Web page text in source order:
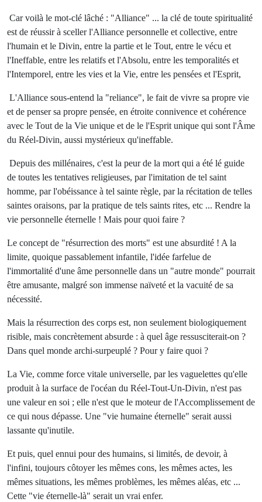
Car voilà le mot-clé lâché : "Alliance" ... la clé de toute spiritualité
est de réussir à sceller l'Alliance personnelle et collective, entre
l'humain et le Divin, entre la partie et le Tout, entre le vécu et
l'Ineffable, entre les relatifs et l'Absolu, entre les temporalités et
l'Intemporel, entre les vies et la Vie, entre les pensées et l'Esprit,
L'Alliance sous-entend la "reliance", le fait de vivre sa propre vie
et de penser sa propre pensée, en étroite connivence et cohérence
avec le Tout de la Vie unique et de le l'Esprit unique qui sont l'Âme
du Réel-Divin, aussi mystérieux qu'ineffable.
Depuis des millénaires, c'est la peur de la mort qui a été lé guide
de toutes les tentatives religieuses, par l'imitation de tel saint
homme, par l'obéissance à tel sainte règle, par la récitation de telles
saintes oraisons, par la pratique de tels saints rites, etc ... Rendre la
vie personnelle éternelle ! Mais pour quoi faire ?
Le concept de "résurrection des morts" est une absurdité ! A la
limite, quoique passablement infantile, l'idée farfelue de
l'immortalité d'une âme personnelle dans un "autre monde" pourrait
être amusante, malgré son immense naïveté et la vacuité de sa
nécessité.
Mais la résurrection des corps est, non seulement biologiquement
risible, mais concrètement absurde : à quel âge ressusciterait-on ?
Dans quel monde archi-surpeuplé ? Pour y faire quoi ?
La Vie, comme force vitale universelle, par les vaguelettes qu'elle
produit à la surface de l'océan du Réel-Tout-Un-Divin, n'est pas
une valeur en soi ; elle n'est que le moteur de l'Accomplissement de
ce qui nous dépasse. Une "vie humaine éternelle" serait aussi
lassante qu'inutile.
Et puis, quel ennui pour des humains, si limités, de devoir, à
l'infini, toujours côtoyer les mêmes cons, les mêmes actes, les
mêmes situations, les mêmes problèmes, les mêmes aléas, etc ...
Cette "vie éternelle-là" serait un vrai enfer.